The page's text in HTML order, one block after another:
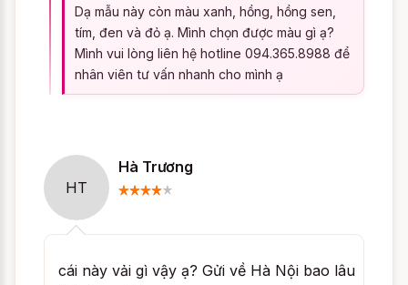
Tình - Tím , ... Hoặc bạn có thể copy mã
sản phẩm và dán vào ô tìm kiếm trên trang
web, bạn có thể tìm thêm các màu sắc
khác có cùng kiểu dáng với Set đồ ngủ
quyến rũ Candy Gợi Tình - Trắng. Nếu
phẩm có màu sắc tương tự với mong muốn
của bạn. Bạn đừng buồn và hãy thử lại với
những màu sắc khác nhé.
Cách chọn size Set đồ ngủ
Dạ mẫu này còn màu xanh, hồng, hồng sen,
tím, đen và đỏ ạ. Mình chọn được màu gì ạ?
Mình vui lòng liên hệ hotline 094.365.8988 để
nhân viên tư vấn nhanh cho mình ạ
HT
Hà Trương
cái này vải gì vậy ạ? Gửi về Hà Nội bao lâu